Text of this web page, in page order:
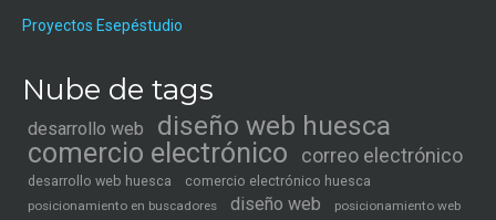
Proyectos Esepéstudio
Nube de tags
desarrollo web
diseño web huesca
comercio electrónico
correo electrónico
desarrollo web huesca comercio electrónico huesca
posicionamiento en buscadores diseño web
posicionamiento web